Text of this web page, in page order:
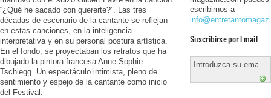
“¿Qué he sacado con quererte?”. Las tres
décadas de escenario de la cantante se reflejan
en estas canciones, en la inteligencia
interpretativa y en su personal postura artística.
En el fondo, se proyectaban los retratos que ha
dibujado la pintora francesa Anne-Sophie
Tschiegg. Un espectáculo intimista, pleno de
sentimiento y espejo de la cantante como inicio
del Festival.
escribirnos a
Suscribirse por Email